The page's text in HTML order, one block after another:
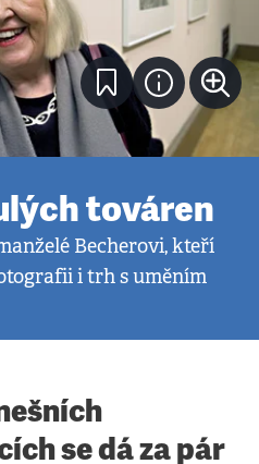
továren
Becherovi, kteří
i trh s uměním
se dá za pár